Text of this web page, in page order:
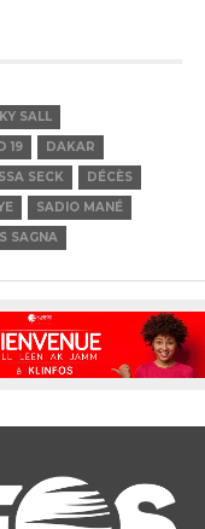
SALL
19
DAKAR
SECK
DÉCÈS
SADIO MANÉ
SAGNA